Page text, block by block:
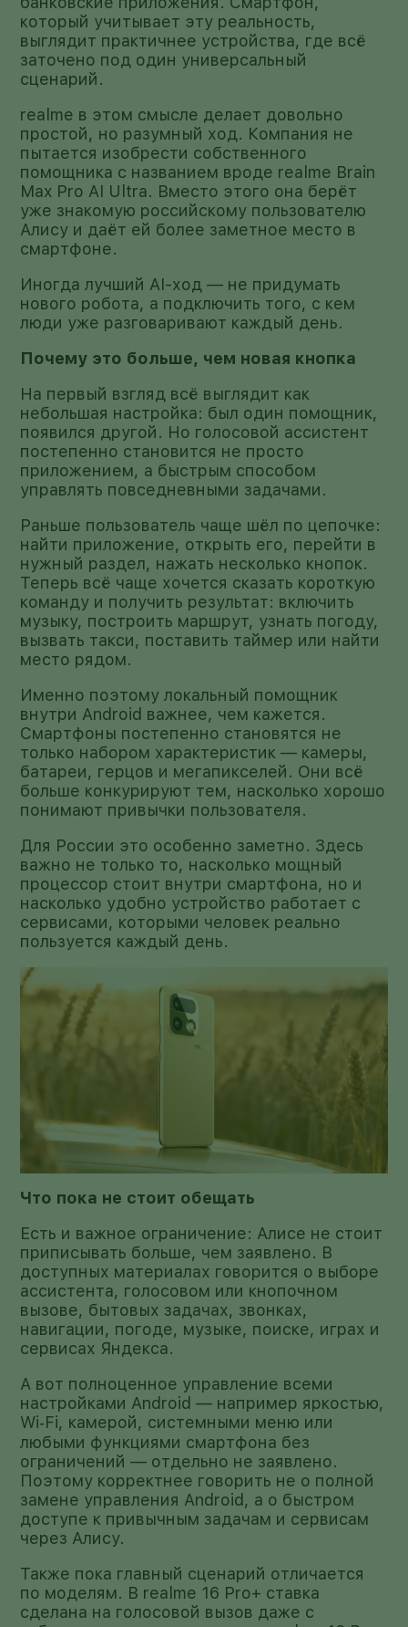
который учитывает эту реальность,
выглядит практичнее устройства, где всё
заточено под один универсальный
сценарий.
realme в этом смысле делает довольно
простой, но разумный ход. Компания не
пытается изобрести собственного
помощника с названием вроде realme Brain
Max Pro AI Ultra. Вместо этого она берёт
уже знакомую российскому пользователю
Алису и даёт ей более заметное место в
смартфоне.
Иногда лучший AI-ход — не придумать
нового робота, а подключить того, с кем
люди уже разговаривают каждый день.
Почему это больше, чем новая кнопка
На первый взгляд всё выглядит как
небольшая настройка: был один помощник,
появился другой. Но голосовой ассистент
постепенно становится не просто
приложением, а быстрым способом
управлять повседневными задачами.
Раньше пользователь чаще шёл по цепочке:
найти приложение, открыть его, перейти в
нужный раздел, нажать несколько кнопок.
Теперь всё чаще хочется сказать короткую
команду и получить результат: включить
музыку, построить маршрут, узнать погоду,
вызвать такси, поставить таймер или найти
место рядом.
Именно поэтому локальный помощник
внутри Android важнее, чем кажется.
Смартфоны постепенно становятся не
только набором характеристик — камеры,
батареи, герцов и мегапикселей. Они всё
больше конкурируют тем, насколько хорошо
понимают привычки пользователя.
Для России это особенно заметно. Здесь
важно не только то, насколько мощный
процессор стоит внутри смартфона, но и
насколько удобно устройство работает с
сервисами, которыми человек реально
пользуется каждый день.
Что пока не стоит обещать
Есть и важное ограничение: Алисе не стоит
приписывать больше, чем заявлено. В
доступных материалах говорится о выборе
ассистента, голосовом или кнопочном
вызове, бытовых задачах, звонках,
навигации, погоде, музыке, поиске, играх и
сервисах Яндекса.
А вот полноценное управление всеми
настройками Android — например яркостью,
Wi‑Fi, камерой, системными меню или
любыми функциями смартфона без
ограничений — отдельно не заявлено.
Поэтому корректнее говорить не о полной
замене управления Android, а о быстром
доступе к привычным задачам и сервисам
через Алису.
Также пока главный сценарий отличается
по моделям. В realme 16 Pro+ ставка
сделана на голосовой вызов даже с